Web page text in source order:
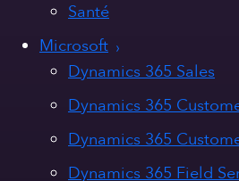
Santé
Microsoft
Dynamics 365 Sales
Dynamics 365
Dynamics 365
Dynamics 365 Field